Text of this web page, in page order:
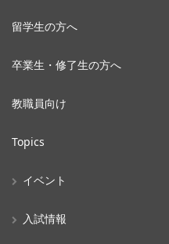
留学生の方へ
卒業生・修了生の方へ
教職員向け
Topics
イベント
入試情報